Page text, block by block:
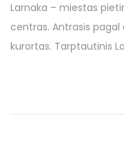
s
t
e
1
7
2
Larnaka – miestas
centras. Antrasis pagal
kurortas. Tarptautinis